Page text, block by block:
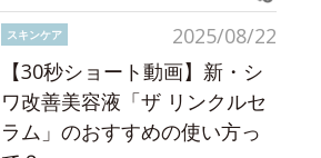
2025/08/22
スキンケア
【30秒ショート動画】新・シ
ワ改善美容液「ザ リンクルセ
ラム」のおすすめの使い方っ